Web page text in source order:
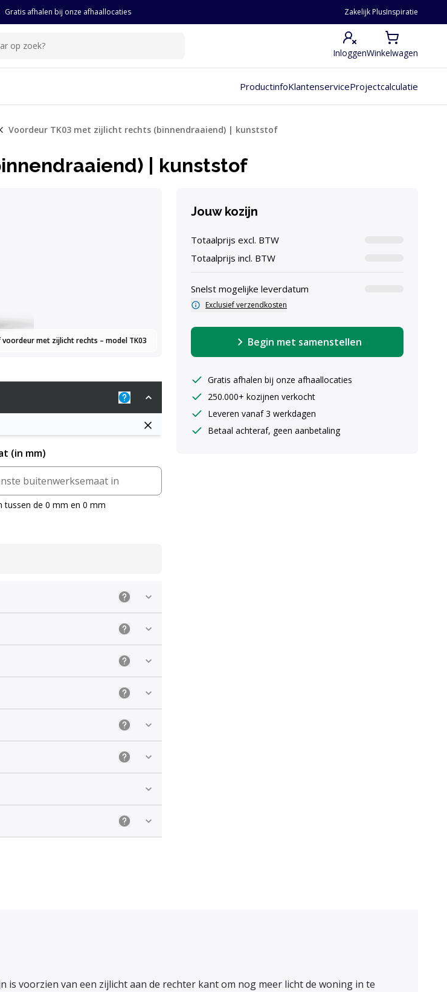
Gratis afhalen bij onze afhaallocaties Zakelijk PlusInspiratie
op zoek?
InloggenWinkelwagen
ProductinfoKlantenserviceProjectcalculatie
Voordeur TK03 met zijlicht rechts (binnendraaiend) | kunststof
| kunststof
met zijlicht rechts – model TK03
Uitleg: De juiste maten ingeven
(in mm)
tussen de 0 mm en 0 mm
Uitleg: Selecteer het gewenste profiel
Uitleg: Kies de juiste vakverdeling
Uitleg: De juiste vakvulling kiezen
Uitleg: Selecteer de gewenste eigenschappen
Uitleg: Kies de juiste kleur en afwerking
Uitleg: Kies de gewenste beglazing
Uitleg: Kiezen voor ventilatie
Jouw kozijn
Totaalprijs excl. BTW
Totaalprijs incl. BTW
Snelst mogelijke leverdatum
Exclusief verzendkosten
Begin met samenstellen
Gratis afhalen bij onze afhaallocaties
250.000+ kozijnen verkocht
Leveren vanaf 3 werkdagen
Betaal achteraf, geen aanbetaling
voorzien van een zijlicht aan de rechter kant om nog meer licht de woning in te